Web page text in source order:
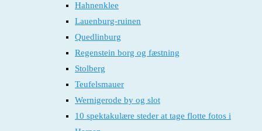
Hahnenklee
Lauenburg-ruinen
Quedlinburg
Regenstein borg og fæstning
Stolberg
Teufelsmauer
Wernigerode by og slot
10 spektakulære steder at tage flotte fotos i